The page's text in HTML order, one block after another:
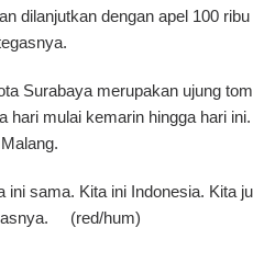
dilanjutkan dengan apel 100
Surabaya merupakan ujung
mulai kemarin hingga hari
ini sama. Kita ini Indonesia. Kita
(red/hum)